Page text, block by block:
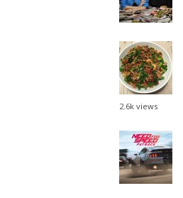
2.6k views